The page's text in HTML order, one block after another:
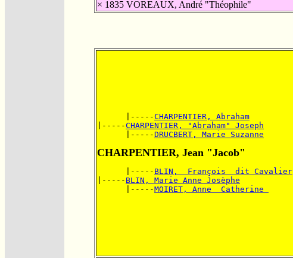
× 1835 VOREAUX, André "Théophile"
      |-----
CHARPENTIER, Abraham
|-----CHARPENTIER, "Abraham" Joseph
      |-----
DRUCBERT, Marie Suzanne
CHARPENTIER, Jean "Jacob"
      |-----
BLIN,  François  dit Cavalier
|----- BLIN, Marie Anne Josèphe
      |-----
MOIRET, Anne  Catherine